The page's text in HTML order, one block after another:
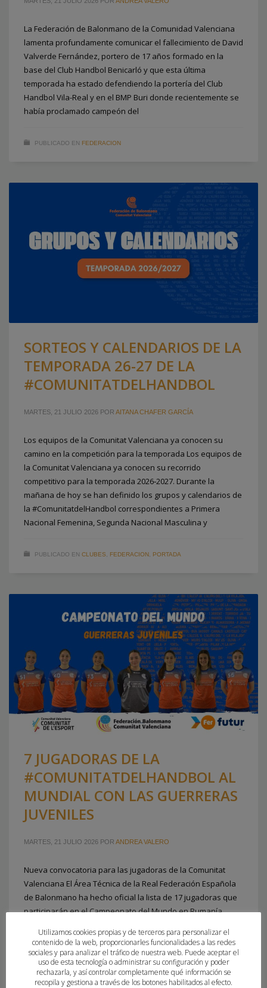
La Federación de Balonmano de la Comunidad Valenciana
lamenta profundamente comunicar el fallecimiento de David
Valverde Fernández, portero de 17 años formado en la
base del Club Handbol Benicarló y que esta última
temporada ha estado defendiendo la portería del Club
Handbol Vila-Real y en el BMP Buri donde recientemente se
había proclamado campeón del
PUBLICADO EN FEDERACION
SORTEOS Y CALENDARIOS DE LA
TEMPORADA 26-27 DE LA
#COMUNITATDELHANDBOL
MARTES, 21 JULIO 2026 POR AITANA CHAFER GARCÍA
Los equipos de la Comunitat Valenciana ya conocen su
camino en la competición para la temporada Los equipos de
la Comunitat Valenciana ya conocen su recorrido
competitivo para la temporada 2026‑2027. Durante la
mañana de hoy se han definido los grupos y calendarios de
la #ComunitatdelHandbol correspondientes a Primera
Nacional Femenina, Segunda Nacional Masculina y
PUBLICADO EN CLUBES FEDERACION PORTADA
7 JUGADORAS DE LA
#COMUNITATDELHANDBOL AL
MUNDIAL CON LAS GUERRERAS
JUVENILES
MARTES, 21 JULIO 2026 POR ANDREA VALERO
Nueva convocatoria para las jugadoras de la Comunitat
Valenciana El Área Técnica de la Real Federación Española
de Balonmano ha hecho oficial la lista de 17 jugadoras que
participarán en el Campeonato del Mundo en Rumanía.
#Comunitatdelhandbol: Rebeca Secades, Lucia Calleja,
Laura Ferrer, Andrea Pérez,
PUBLICADO EN FEDERACION ,PORTADA,SELECCIONES NACIONALES
Utilizamos cookies propias y de terceros para personalizar el
contenido de la web, proporcionarles funcionalidades a las redes
sociales y para analizar el tráfico de nuestra web. Puede aceptar el
uso de esta tecnología o administrar su configuración y poder
rechazarla, y así controlar completamente qué información se
recopila y gestiona a través de los botones habilitados al efecto.